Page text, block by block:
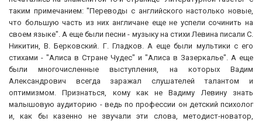
таким примечанием: "Переводы с английского настолько новые,
что большую часть из них англичане еще не успели сочинить на
своем языке". А еще были песни - музыку на стихи Левина писали С.
Никитин, В. Берковский. Г. Гладков. А еще были мультики с его
стихами - "Алиса в Стране Чудес" и "Алиса в Зазеркалье". А еще
были многочисленные выступления, на которых Вадим
Александрович всегда заражал слушателей талантом и
оптимизмом. Признаться, кому как не Вадиму Левину знать
малышовую аудиторию - ведь по профессии он детский психолог
и, как бы казенно не звучали эти слова, методист-новатор,